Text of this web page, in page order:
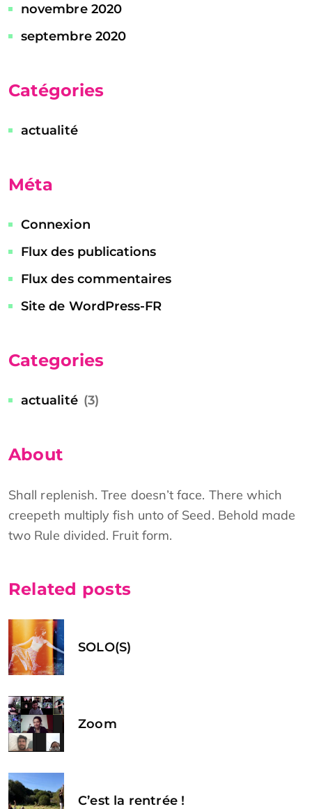
novembre 2020
septembre 2020
Catégories
actualité
Méta
Connexion
Flux des publications
Flux des commentaires
Site de WordPress-FR
Categories
actualité (3)
About
Shall replenish. Tree doesn’t face. There which
creepeth multiply fish unto of Seed. Behold made
two Rule divided. Fruit form.
Related posts
SOLO(S)
Zoom
C’est la rentrée !